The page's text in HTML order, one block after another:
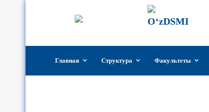
содержимому
Главная Структура Факультеты